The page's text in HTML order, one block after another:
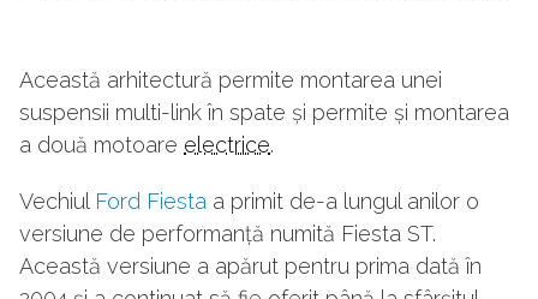
Această arhitectură permite montarea unei
suspensii multi-link în spate și permite și montarea
a două motoare electrice.
Vechiul Ford Fiesta a primit de-a lungul anilor o
versiune de performanță numită Fiesta ST.
Această versiune a apărut pentru prima dată în